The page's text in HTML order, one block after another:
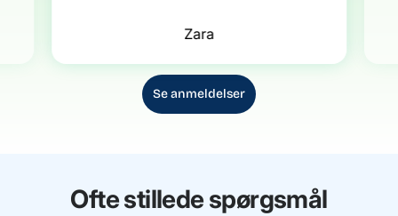
Zara
Se anmeldelser
Ofte stillede spørgsmål